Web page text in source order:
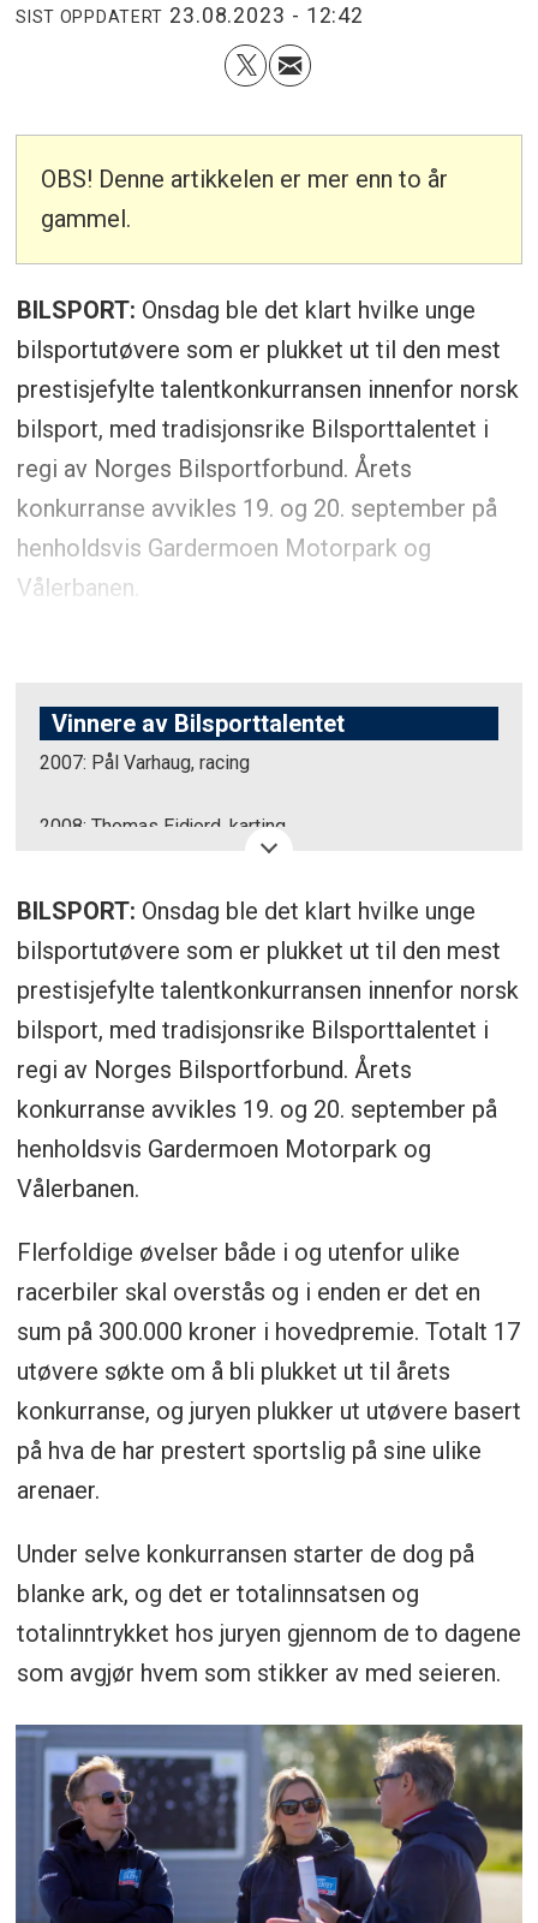
SIST OPPDATERT 23.08.2023 - 12:42
OBS! Denne artikkelen er mer enn to år
gammel.
BILSPORT: Onsdag ble det klart hvilke unge
bilsportutøvere som er plukket ut til den mest
prestisjefylte talentkonkurransen innenfor norsk
bilsport, med tradisjonsrike Bilsporttalentet i
regi av Norges Bilsportforbund. Årets
konkurranse avvikles 19. og 20. september på
henholdsvis Gardermoen Motorpark og
Vålerbanen.
Vinnere av Bilsporttalentet
2007: Pål Varhaug, racing
2008: Thomas Eidjord, karting
2010: Andreas Bakkerud, rallycross
2011: Øystein Helgheim, karting,
2012: Dennis Olsen, racing
2013: Henrik Furuseth, racing
2015: Henrik Krogstad, rallycross
2016: Mads Emil Siljehaug, racing
2017: Theodor Olsen, racing
2018: Emil Heyerdahl, racing
2020: Ola Jr. Nore, rally
2021: Martinius Stenshorne, racing
BILSPORT: Onsdag ble det klart hvilke unge
bilsportutøvere som er plukket ut til den mest
prestisjefylte talentkonkurransen innenfor norsk
bilsport, med tradisjonsrike Bilsporttalentet i
regi av Norges Bilsportforbund. Årets
konkurranse avvikles 19. og 20. september på
henholdsvis Gardermoen Motorpark og
Vålerbanen.
Flerfoldige øvelser både i og utenfor ulike
racerbiler skal overstås og i enden er det en
sum på 300.000 kroner i hovedpremie. Totalt 17
utøvere søkte om å bli plukket ut til årets
konkurranse, og juryen plukker ut utøvere basert
på hva de har prestert sportslig på sine ulike
arenaer.
Under selve konkurransen starter de dog på
blanke ark, og det er totalinnsatsen og
totalinntrykket hos juryen gjennom de to dagene
som avgjør hvem som stikker av med seieren.